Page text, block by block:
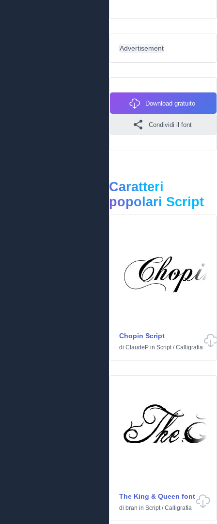
Advertisement
Download gratuito
Condividi il font
Caratteri
popolari Script
Chopin Script
di ClaudeP in Script/Calligrafia
The King & Queen font
di bran in Script/Calligrafia